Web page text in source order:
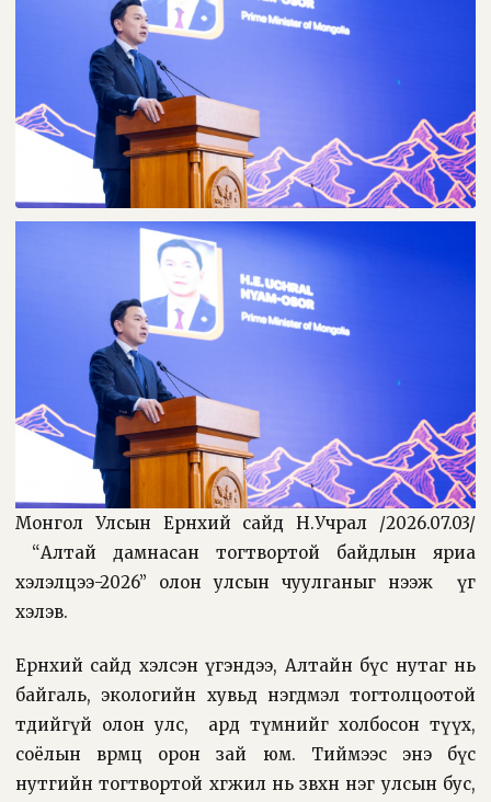
Монгол Улсын Ерөнхий сайд Н.Учрал /2026.07.03/
“Алтай дамнасан тогтвортой байдлын яриа
хэлэлцээ-2026” олон улсын чуулганыг нээж үг
хэлэв.
Ерөнхий сайд хэлсэн үгэндээ, Алтайн бүс нутаг нь
байгаль, экологийн хувьд нэгдмэл тогтолцоотой
төдийгүй олон улс, ард түмнийг холбосон түүх,
соёлын өвөрмөц орон зай юм. Тиймээс энэ бүс
нутгийн тогтвортой хөгжил нь зөвхөн нэг улсын бус,